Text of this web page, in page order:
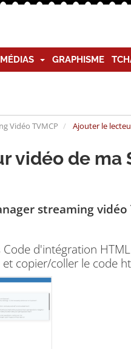
MÉDIAS GRAPHISME
Vidéo TVMCP Ajouter le
vidéo de ma
streaming vidéo
d'intégration HTML
copier/coller le code